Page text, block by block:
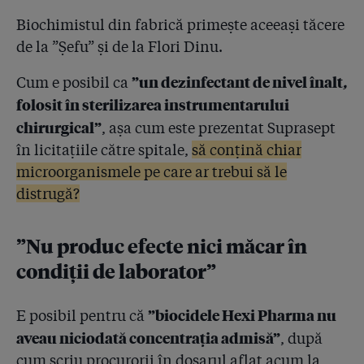
doar anii 2013-2014, sursele ziarului susțin că ”s-au
folosit nu doar la Băsescu, ci și la Iohannis”
4.29
Hexi nu e unic. Cum a descoperit la microscop un
medic de la Elias ”bacterii de hazna” în dezinfectanții
produși de Romchim! Cine a mușamalizat
4.30
Flori Dinu: ”Cât v-a dat Anios? Eu vă dau dublu!”.
Medic-șef: ”Ieși afară! Ia liftul că-ți dau un șut în cur
de pici direct la parter!”
de închisoare! Dacă ea spune cui a dat Hexi bani,
România va organiza în curînd două examene:
Bacalaureatul și concursul național pentru managerii
de spital!
4.32
De frica DNA, ceartă în culise la Ministerul Sănătății:
”Vreau să povestesc publicului cum vor cei vinovați
pentru fenomenul Hexi să scape. Șefa Inspecției
Biochimistul din fabrică primește aceeași tăcere
de la ”Șefu” și de la Flori Dinu.
Cum e posibil ca ”un dezinfectant de nivel înalt,
folosit în sterilizarea instrumentarului
chirurgical”, așa cum este prezentat Suprasept
în licitațiile către spitale, să conțină chiar
microorganismele pe care ar trebui să le
distrugă?
”Nu produc efecte nici măcar în
condiții de laborator”
E posibil pentru că ”biocidele Hexi Pharma nu
aveau niciodată concentrația admisă”, după
cum scriu procurorii în dosarul aflat acum la